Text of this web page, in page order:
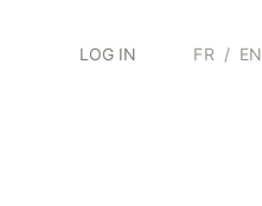
LOG IN FR / EN